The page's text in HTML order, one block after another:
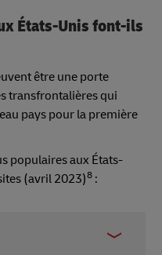
États-Unis font-ils
être une porte
transfrontalières qui
pays pour la première
populaires aux États-
(avril 2023)8 :